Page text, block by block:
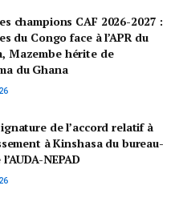
champions CAF 2026-2027 :
du Congo face à l’APR du
Mazembe hérite de
du Ghana
de l’accord relatif à
à Kinshasa du bureau-
NEPAD